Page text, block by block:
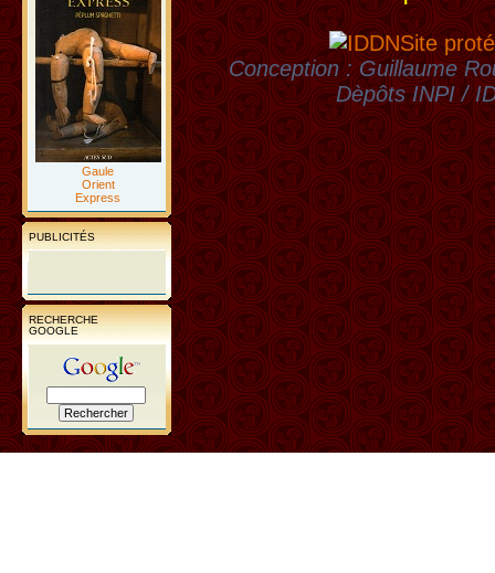
Gaule
Orient
Express
PUBLICITÉS
RECHERCHE
GOOGLE
Site
Conception : Guillaume
Dèpôts INPI /